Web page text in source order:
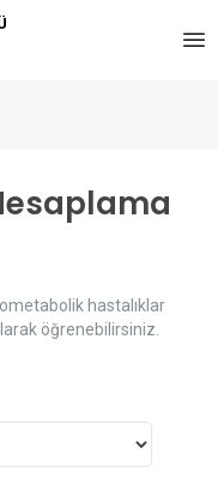
hastalıklar
öğrenebilirsiniz.